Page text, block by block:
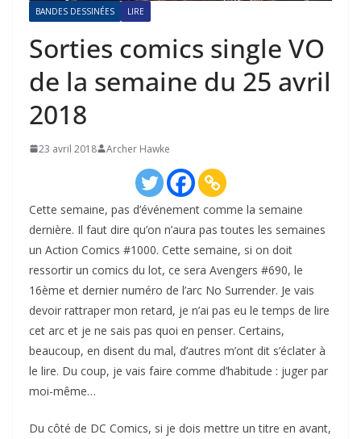
BANDES DESSINÉES LIRE
Sorties comics single VO
de la semaine du 25 avril
2018
23 avril 2018 Archer Hawke
Cette semaine, pas d’événement comme la semaine
dernière. Il faut dire qu’on n’aura pas toutes les semaines
un Action Comics #1000. Cette semaine, si on doit
ressortir un comics du lot, ce sera Avengers #690, le
16ème et dernier numéro de l’arc No Surrender. Je vais
devoir rattraper mon retard, je n’ai pas eu le temps de lire
cet arc et je ne sais pas quoi en penser. Certains,
beaucoup, en disent du mal, d’autres m’ont dit s’éclater à
le lire. Du coup, je vais faire comme d’habitude : juger par
moi-même…
Du côté de DC Comics, si je dois mettre un titre en avant,